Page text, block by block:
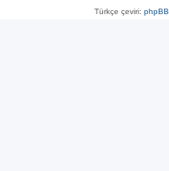
Türkçe çeviri: